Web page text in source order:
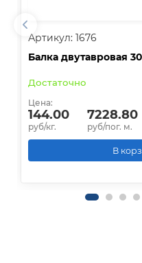
Артикул: 1676
Балка двутавровая
Достаточно
Цена:
144.00
руб/кг.
7228.80
руб/пог. м.
В